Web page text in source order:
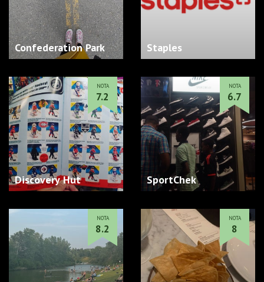
Confederation Park Staples
Discovery Hut
NOTA
7.2
SportChek
NOTA
6.7
NOTA
8.2
NOTA
8